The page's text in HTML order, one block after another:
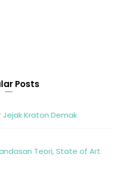
Posts
Kraton Demak
Teori, State of Art